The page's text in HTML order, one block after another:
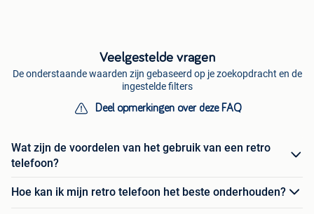
Veelgestelde vragen
De onderstaande waarden zijn gebaseerd op je zoekopdracht en de
ingestelde filters
Deel opmerkingen over deze FAQ
Wat zijn de voordelen van het gebruik van een retro
telefoon?
Hoe kan ik mijn retro telefoon het beste onderhouden?